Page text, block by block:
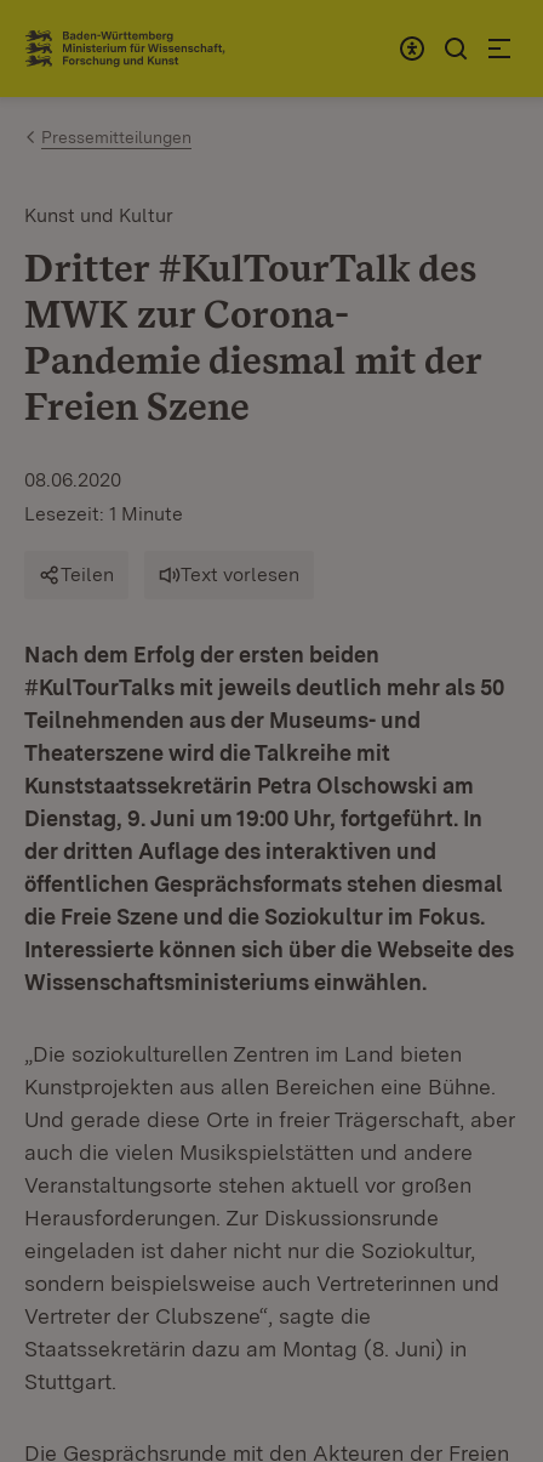
Zum Inhalt springen
Link zur Startseite
Pressemitteilungen
Kunst und Kultur
Dritter #KulTourTalk des
MWK zur Corona-
Pandemie diesmal mit der
Freien Szene
08.06.2020
Lesezeit: 1 Minute
Teilen Text vorlesen
Nach dem Erfolg der ersten beiden
#KulTourTalks mit jeweils deutlich mehr als 50
Teilnehmenden aus der Museums- und
Theaterszene wird die Talkreihe mit
Kunststaatssekretärin Petra Olschowski am
Dienstag, 9. Juni um 19:00 Uhr, fortgeführt. In
der dritten Auflage des interaktiven und
öffentlichen Gesprächsformats stehen diesmal
die Freie Szene und die Soziokultur im Fokus.
Interessierte können sich über die Webseite des
Wissenschaftsministeriums einwählen.
„Die soziokulturellen Zentren im Land bieten
Kunstprojekten aus allen Bereichen eine Bühne.
Und gerade diese Orte in freier Trägerschaft, aber
auch die vielen Musikspielstätten und andere
Veranstaltungsorte stehen aktuell vor großen
Herausforderungen. Zur Diskussionsrunde
eingeladen ist daher nicht nur die Soziokultur,
sondern beispielsweise auch Vertreterinnen und
Vertreter der Clubszene“, sagte die
Staatssekretärin dazu am Montag (8. Juni) in
Stuttgart.
Die Gesprächsrunde mit den Akteuren der Freien